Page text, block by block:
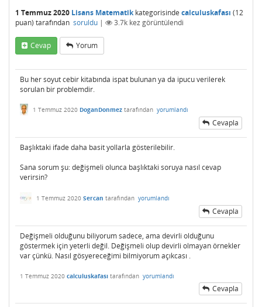
1 Temmuz 2020 Lisans Matematikkategorisinde calculuskafası (12
puan) tarafından soruldu | 3.7k kez görüntülendi
Cevap Yorum
Bu her soyut cebir kitabında ispat bulunan ya da ipucu verilerek
sorulan bir problemdir.
1 Temmuz 2020 DoganDonmez tarafından yorumlandı
Cevapla
Başlıktaki ifade daha basit yollarla gösterilebilir.
Sana sorum şu: değişmeli olunca başlıktaki soruya nasıl cevap
verirsin?
1 Temmuz 2020 Sercan tarafından yorumlandı
Cevapla
Değişmeli olduğunu biliyorum sadece, ama devirli olduğunu
göstermek için yeterli değil. Değişmeli olup devirli olmayan örnekler
var çünkü. Nasıl gösyereceğimi bilmiyorum açıkcası .
1 Temmuz 2020 calculuskafası tarafından yorumlandı
Cevapla